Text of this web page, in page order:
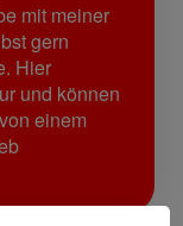
mit meiner
gern
Hier
und können
einem